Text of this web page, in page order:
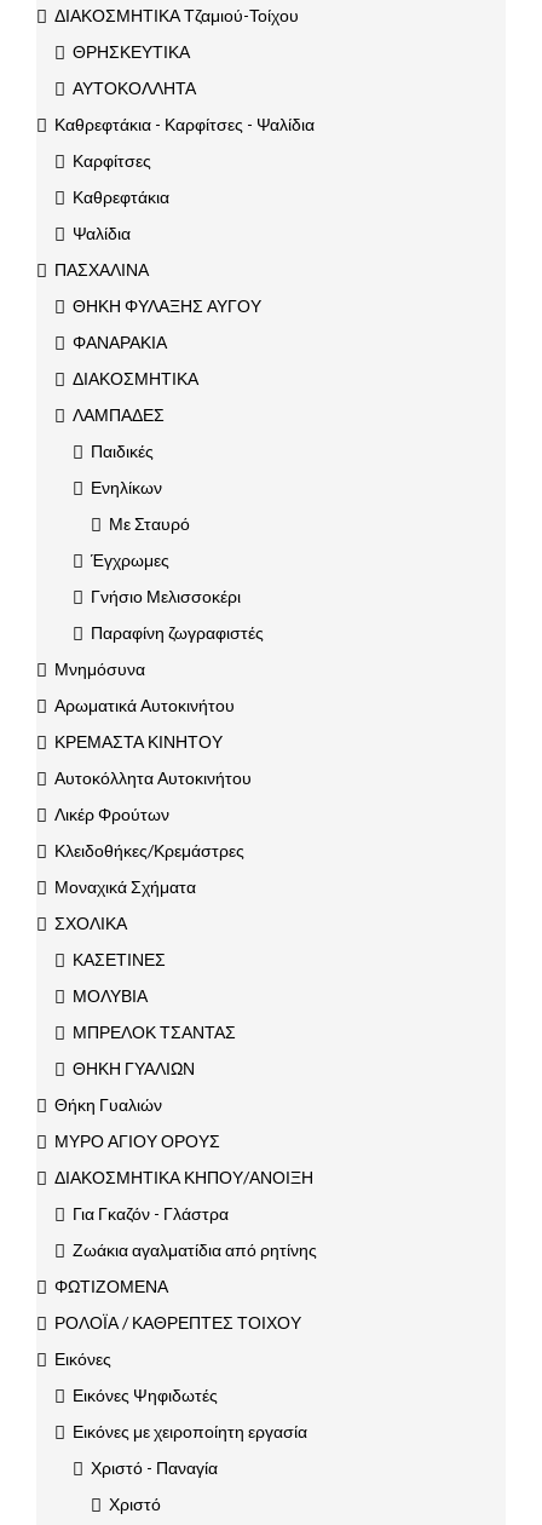
ΔΙΑΚΟΣΜΗΤΙΚΑ Τζαμιού-Τοίχου
ΘΡΗΣΚΕΥΤΙΚΑ
ΑΥΤΟΚΟΛΛΗΤΑ
Καθρεφτάκια - Καρφίτσες - Ψαλίδια
Καρφίτσες
Καθρεφτάκια
Ψαλίδια
ΠΑΣΧΑΛΙΝΑ
ΘΗΚΗ ΦΥΛΑΞΗΣ ΑΥΓΟΥ
ΦΑΝΑΡΑΚΙΑ
ΔΙΑΚΟΣΜΗΤΙΚΑ
ΛΑΜΠΑΔΕΣ
Παιδικές
Ενηλίκων
Με Σταυρό
Έγχρωμες
Γνήσιο Μελισσοκέρι
Παραφίνη ζωγραφιστές
Μνημόσυνα
Αρωματικά Αυτοκινήτου
ΚΡΕΜΑΣΤΑ ΚΙΝΗΤΟΥ
Αυτοκόλλητα Αυτοκινήτου
Λικέρ Φρούτων
Κλειδοθήκες/Κρεμάστρες
Μοναχικά Σχήματα
ΣΧΟΛΙΚΑ
ΚΑΣΕΤΙΝΕΣ
ΜΟΛΥΒΙΑ
ΜΠΡΕΛΟΚ ΤΣΑΝΤΑΣ
ΘΗΚΗ ΓΥΑΛΙΩΝ
Θήκη Γυαλιών
ΜΥΡΟ ΑΓΙΟΥ ΟΡΟΥΣ
ΔΙΑΚΟΣΜΗΤΙΚΑ ΚΗΠΟΥ/ΑΝΟΙΞΗ
Για Γκαζόν - Γλάστρα
Ζωάκια αγαλματίδια από ρητίνης
ΦΩΤΙΖΟΜΕΝΑ
ΡΟΛΟΪΑ / ΚΑΘΡΕΠΤΕΣ ΤΟΙΧΟΥ
Εικόνες
Εικόνες Ψηφιδωτές
Εικόνες με χειροποίητη εργασία
Χριστό - Παναγία
Χριστό